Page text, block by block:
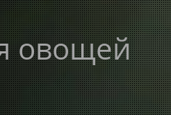
овощей